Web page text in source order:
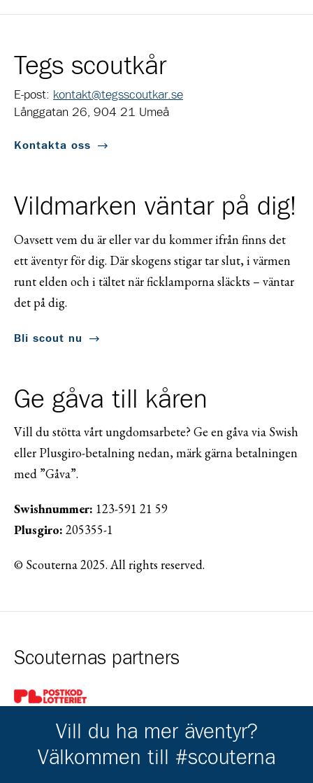
Tegs scoutkår
E-post: kontakt@tegsscoutkar.se
Långgatan 26, 904 21 Umeå
Kontakta oss
Vildmarken väntar på dig!
Oavsett vem du är eller var du kommer ifrån finns det
ett äventyr för dig. Där skogens stigar tar slut, i värmen
runt elden och i tältet när ficklamporna släckts – väntar
det på dig.
Bli scout nu
Ge gåva till kåren
Vill du stötta vårt ungdomsarbete? Ge en gåva via Swish
eller Plusgiro-betalning nedan, märk gärna betalningen
med ”Gåva”.
Swishnummer: 123-591 21 59
Plusgiro: 205355-1
© Scouterna 2025. All rights reserved.
Scouternas partners
Gå till pl_50
Vill du ha mer äventyr?
Välkommen till #scouterna